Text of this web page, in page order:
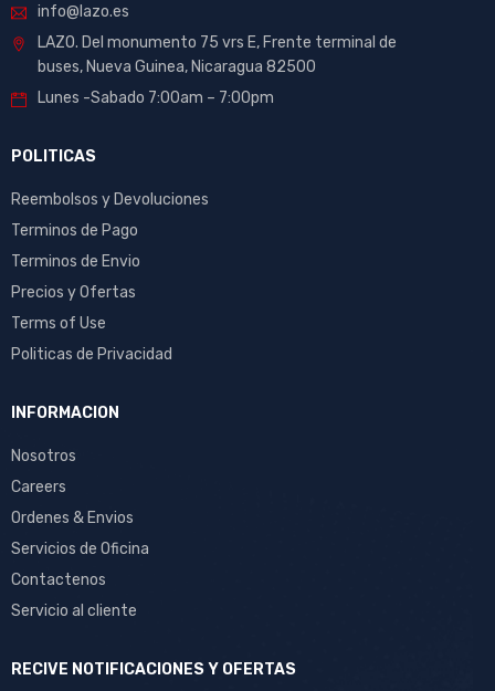
info@lazo.es
LAZO. Del monumento 75 vrs E, Frente terminal de
buses, Nueva Guinea, Nicaragua 82500
Lunes -Sabado 7:00am – 7:00pm
POLITICAS
Reembolsos y Devoluciones
Terminos de Pago
Terminos de Envio
Precios y Ofertas
Terms of Use
Politicas de Privacidad
INFORMACION
Nosotros
Careers
Ordenes & Envios
Servicios de Oficina
Contactenos
Servicio al cliente
RECIVE NOTIFICACIONES Y OFERTAS